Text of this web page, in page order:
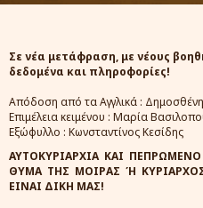
Σε νέα μετάφραση, με νέους
δεδομένα και πληροφορίες!
Απόδοση από τα Αγγλικά :
Επιμέλεια κειμένου : Μαρία
Εξώφυλλο : Κωνσταντίνος Κεσίδης
ΑΥΤΟΚΥΡΙΑΡΧΙΑ ΚΑΙ
ΘΥΜΑ ΤΗΣ ΜΟΙΡΑΣ Ή
ΕΙΝΑΙ ΔΙΚΗ ΜΑΣ!